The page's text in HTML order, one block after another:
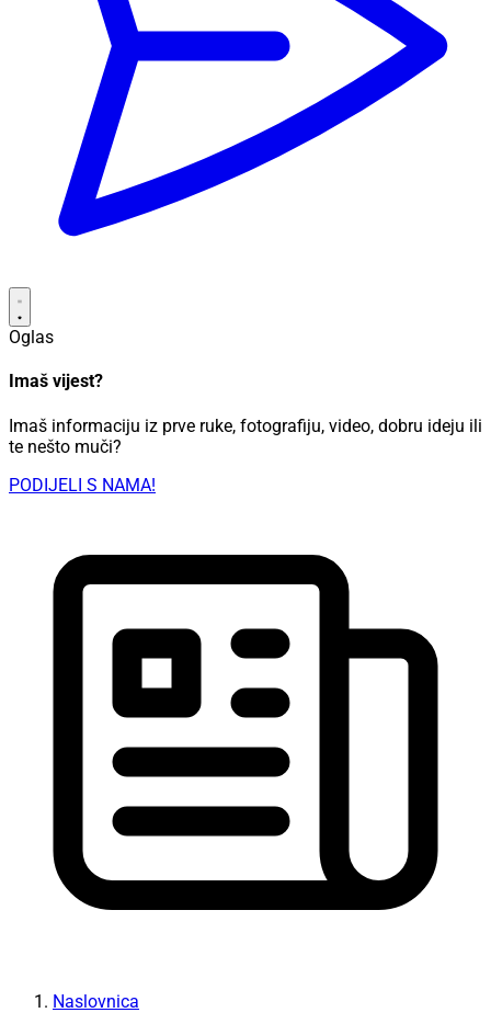
Oglas
Imaš vijest?
Imaš informaciju iz prve ruke, fotografiju, video, dobru ideju ili
te nešto muči?
PODIJELI S NAMA!
Naslovnica